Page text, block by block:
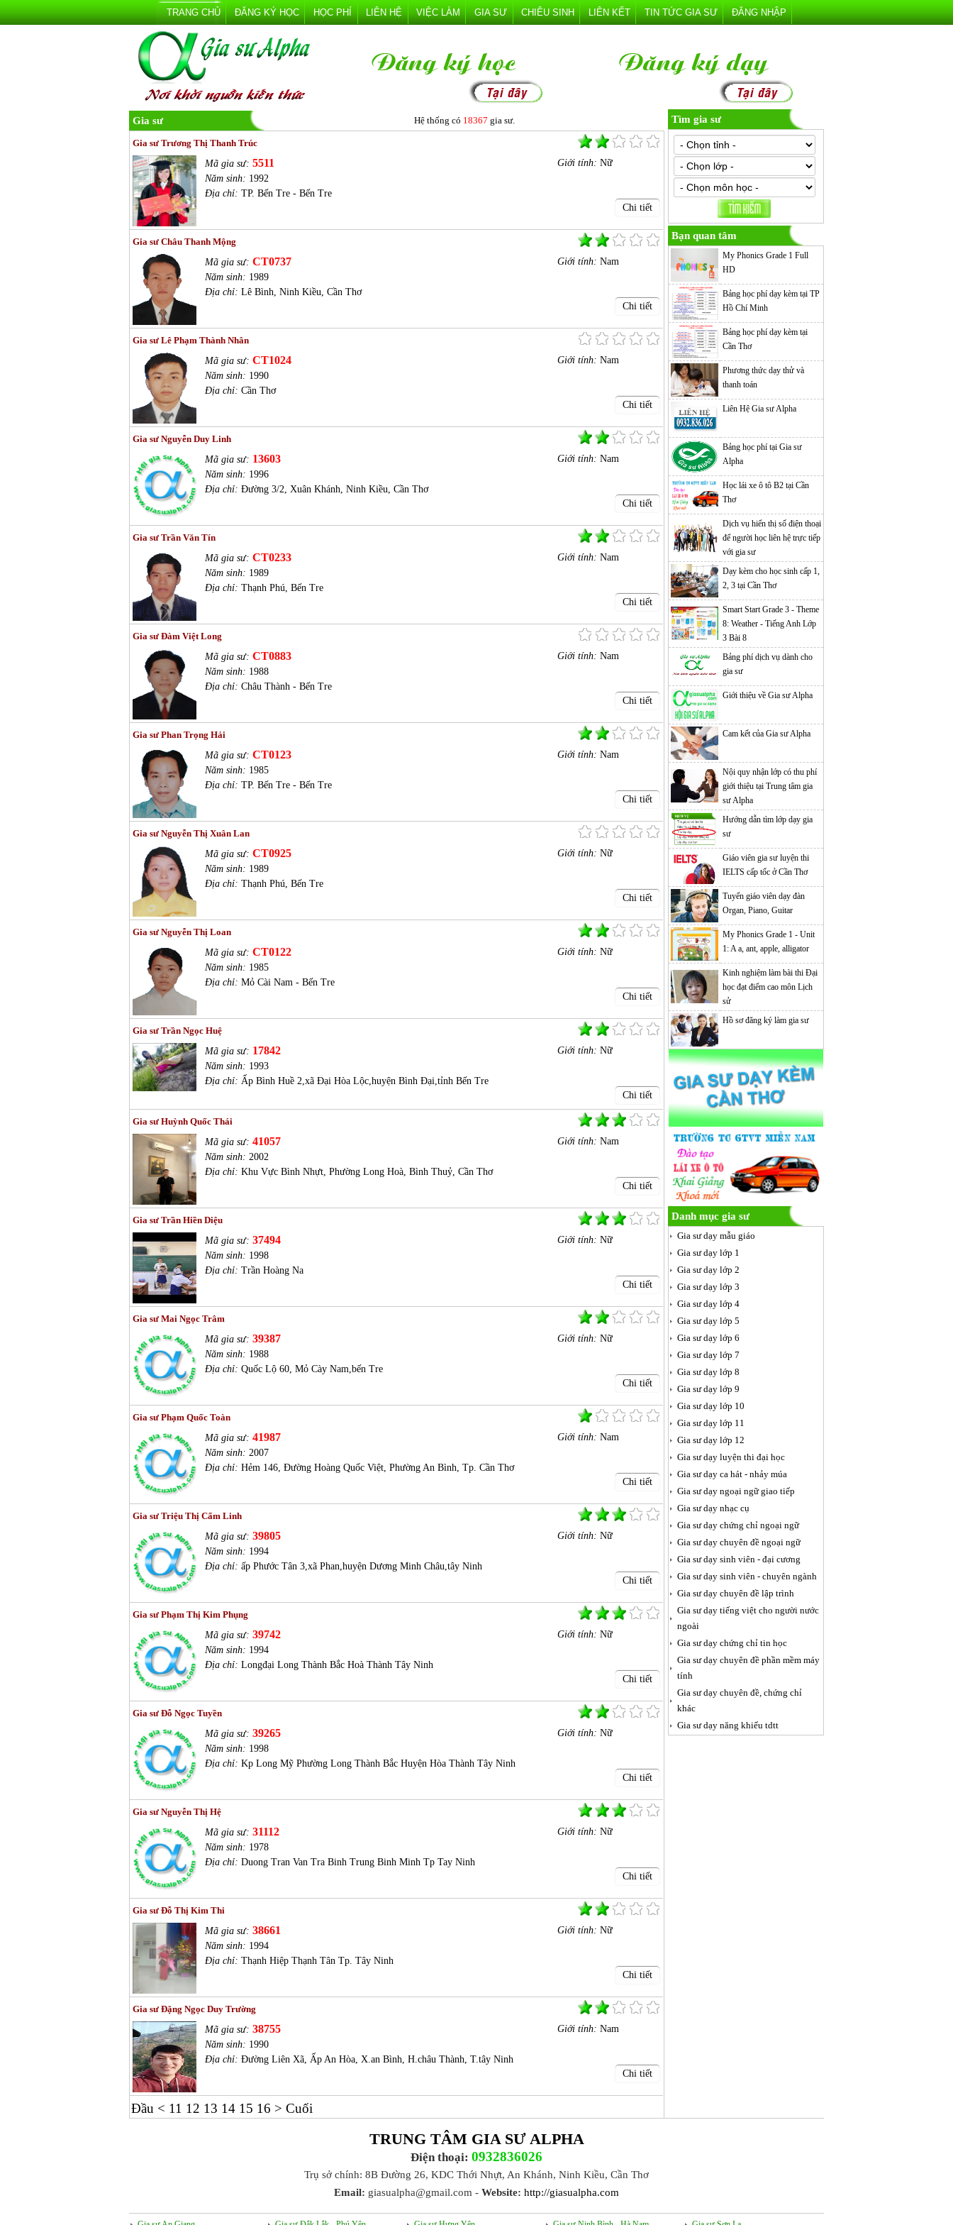
TRANG CHỦ ĐĂNG KÝ HỌC HỌC PHÍ LIÊN HỆ VIỆC LÀM GIA SƯ CHIÊU SINH LIÊN KẾT TIN TỨC GIA SƯ ĐĂNG NHẬP
Gia sư Hệ thống có 18367 gia sư.
Gia sư Trương Thị Thanh Trúc
Mã gia sư: 5511
Năm sinh: 1992
Địa chỉ: TP. Bến Tre - Bến Tre
Giới tính: Nữ
Chi tiết
Gia sư Châu Thanh Mộng
Mã gia sư: CT0737
Năm sinh: 1989
Địa chỉ: Lê Bình, Ninh Kiều, Cần Thơ
Giới tính: Nam
Chi tiết
Gia sư Lê Phạm Thành Nhân
Mã gia sư: CT1024
Năm sinh: 1990
Địa chỉ: Cần Thơ
Giới tính: Nam
Chi tiết
Gia sư Nguyễn Duy Linh
Mã gia sư: 13603
Năm sinh: 1996
Địa chỉ: Đường 3/2, Xuân Khánh, Ninh Kiều, Cần Thơ
Giới tính: Nam
Chi tiết
Gia sư Trần Văn Tín
Mã gia sư: CT0233
Năm sinh: 1989
Địa chỉ: Thạnh Phú, Bến Tre
Giới tính: Nam
Chi tiết
Gia sư Đàm Việt Long
Mã gia sư: CT0883
Năm sinh: 1988
Địa chỉ: Châu Thành - Bến Tre
Giới tính: Nam
Chi tiết
Gia sư Phan Trọng Hải
Mã gia sư: CT0123
Năm sinh: 1985
Địa chỉ: TP. Bến Tre - Bến Tre
Giới tính: Nam
Chi tiết
Gia sư Nguyễn Thị Xuân Lan
Mã gia sư: CT0925
Năm sinh: 1989
Địa chỉ: Thạnh Phú, Bến Tre
Giới tính: Nữ
Chi tiết
Gia sư Nguyễn Thị Loan
Mã gia sư: CT0122
Năm sinh: 1985
Địa chỉ: Mỏ Cài Nam - Bến Tre
Giới tính: Nữ
Chi tiết
Gia sư Trần Ngọc Huệ
Mã gia sư: 17842
Năm sinh: 1993
Địa chỉ: Ấp Bình Huề 2,xã Đại Hòa Lộc,huyện Bình Đại,tỉnh Bến Tre
Giới tính: Nữ
Chi tiết
Gia sư Huỳnh Quốc Thái
Mã gia sư: 41057
Năm sinh: 2002
Địa chỉ: Khu Vực Bình Nhựt, Phường Long Hoà, Bình Thuỷ, Cần Thơ
Giới tính: Nam
Chi tiết
Gia sư Trần Hiền Diệu
Mã gia sư: 37494
Năm sinh: 1998
Địa chỉ: Trần Hoàng Na
Giới tính: Nữ
Chi tiết
Gia sư Mai Ngọc Trâm
Mã gia sư: 39387
Năm sinh: 1988
Địa chỉ: Quốc Lộ 60, Mỏ Cày Nam,bến Tre
Giới tính: Nữ
Chi tiết
Gia sư Phạm Quốc Toàn
Mã gia sư: 41987
Năm sinh: 2007
Địa chỉ: Hẻm 146, Đường Hoàng Quốc Việt, Phường An Bình, Tp. Cần Thơ
Giới tính: Nam
Chi tiết
Gia sư Triệu Thị Cẩm Linh
Mã gia sư: 39805
Năm sinh: 1994
Địa chỉ: ấp Phước Tân 3,xã Phan,huyện Dương Minh Châu,tây Ninh
Giới tính: Nữ
Chi tiết
Gia sư Phạm Thị Kim Phụng
Mã gia sư: 39742
Năm sinh: 1994
Địa chỉ: Longđại Long Thành Bắc Hoà Thành Tây Ninh
Giới tính: Nữ
Chi tiết
Gia sư Đỗ Ngọc Tuyền
Mã gia sư: 39265
Năm sinh: 1998
Địa chỉ: Kp Long Mỹ Phường Long Thành Bắc Huyện Hòa Thành Tây Ninh
Giới tính: Nữ
Chi tiết
Gia sư Nguyễn Thị Hệ
Mã gia sư: 31112
Năm sinh: 1978
Địa chỉ: Duong Tran Van Tra Binh Trung Binh Minh Tp Tay Ninh
Giới tính: Nữ
Chi tiết
Gia sư Đỗ Thị Kim Thi
Mã gia sư: 38661
Năm sinh: 1994
Địa chỉ: Thạnh Hiệp Thạnh Tân Tp. Tây Ninh
Giới tính: Nữ
Chi tiết
Gia sư Đặng Ngọc Duy Trường
Mã gia sư: 38755
Năm sinh: 1990
Địa chỉ: Đường Liên Xã, Ấp An Hòa, X.an Bình, H.châu Thành, T.tây Ninh
Giới tính: Nam
Chi tiết
Đầu < 11 12 13 14 15 16 > Cuối
Tìm gia sư
Bạn quan tâm
My Phonics Grade 1 Full
HD
Bảng học phí dạy kèm tại TP
Hồ Chí Minh
Bảng học phí dạy kèm tại
Cần Thơ
Phương thức dạy thử và
thanh toán
Liên Hệ Gia sư Alpha
Bảng học phí tại Gia sư
Alpha
Học lái xe ô tô B2 tại Cần
Thơ
Dịch vụ hiển thị số điện thoại
để người học liên hệ trực tiếp
với gia sư
Dạy kèm cho học sinh cấp 1,
2, 3 tại Cần Thơ
Smart Start Grade 3 - Theme
8: Weather - Tiếng Anh Lớp
3 Bài 8
Bảng phí dịch vụ dành cho
gia sư
Giới thiệu về Gia sư Alpha
Cam kết của Gia sư Alpha
Nội quy nhận lớp có thu phí
giới thiệu tại Trung tâm gia
sư Alpha
Hướng dẫn tìm lớp dạy gia
sư
Giáo viên gia sư luyện thi
IELTS cấp tốc ở Cần Thơ
Tuyển giáo viên dạy đàn
Organ, Piano, Guitar
My Phonics Grade 1 - Unit
1: A a, ant, apple, alligator
Kinh nghiệm làm bài thi Đại
học đạt điểm cao môn Lịch
sử
Hồ sơ đăng ký làm gia sư
Danh mục gia sư
Gia sư dạy mẫu giáo
Gia sư dạy lớp 1
Gia sư dạy lớp 2
Gia sư dạy lớp 3
Gia sư dạy lớp 4
Gia sư dạy lớp 5
Gia sư dạy lớp 6
Gia sư dạy lớp 7
Gia sư dạy lớp 8
Gia sư dạy lớp 9
Gia sư dạy lớp 10
Gia sư dạy lớp 11
Gia sư dạy lớp 12
Gia sư dạy luyện thi đại học
Gia sư dạy ca hát - nhảy múa
Gia sư dạy ngoại ngữ giao tiếp
Gia sư dạy nhạc cụ
Gia sư dạy chứng chỉ ngoại ngữ
Gia sư dạy chuyên đề ngoại ngữ
Gia sư dạy sinh viên - đại cương
Gia sư dạy sinh viên - chuyên ngành
Gia sư dạy chuyên đề lập trình
Gia sư dạy tiếng việt cho người nước
ngoài
Gia sư dạy chứng chỉ tin học
Gia sư dạy chuyên đề phần mềm máy
tính
Gia sư dạy chuyên đề, chứng chỉ
khác
Gia sư dạy năng khiếu tdtt
TRUNG TÂM GIA SƯ ALPHA
Điện thoại: 0932836026
Trụ sở chính: 8B Đường 26, KDC Thới Nhựt, An Khánh, Ninh Kiều, Cần Thơ
Email: giasualpha@gmail.com - Website: http://giasualpha.com